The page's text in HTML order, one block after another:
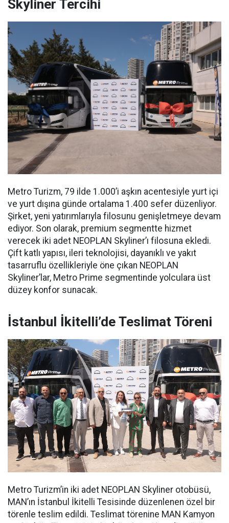
Skyliner Tercihi
Metro Turizm, 79 ilde 1.000’i aşkın acentesiyle yurt içi
ve yurt dışına günde ortalama 1.400 sefer düzenliyor.
Şirket, yeni yatırımlarıyla filosunu genişletmeye devam
ediyor. Son olarak, premium segmentte hizmet
verecek iki adet NEOPLAN Skyliner’ı filosuna ekledi.
Çift katlı yapısı, ileri teknolojisi, dayanıklı ve yakıt
tasarruflu özellikleriyle öne çıkan NEOPLAN
Skyliner’lar, Metro Prime segmentinde yolculara üst
düzey konfor sunacak.
İstanbul İkitelli’de Teslimat Töreni
Metro Turizm’in iki adet NEOPLAN Skyliner otobüsü,
MAN’ın İstanbul İkitelli Tesisinde düzenlenen özel bir
törenle teslim edildi. Teslimat törenine MAN Kamyon